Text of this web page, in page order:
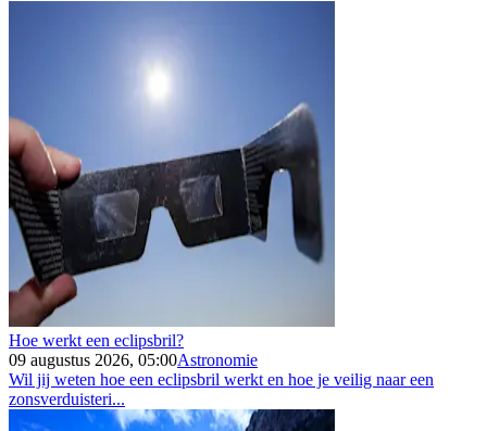
Hoe werkt een eclipsbril?
09 augustus 2026, 05:00Astronomie
Wil jij weten hoe een eclipsbril werkt en hoe je veilig naar een
zonsverduisteri...